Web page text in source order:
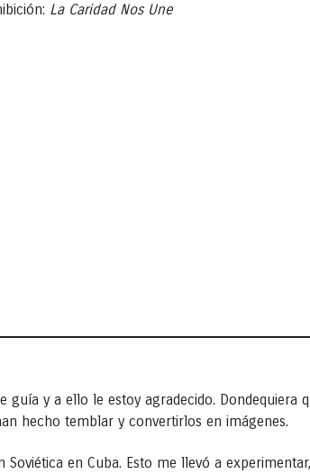
La Caridad Nos Une
y a ello le estoy agradecido. Dondequiera
hecho temblar y convertirlos en imágenes.
en Cuba. Esto me llevó a experimentar,